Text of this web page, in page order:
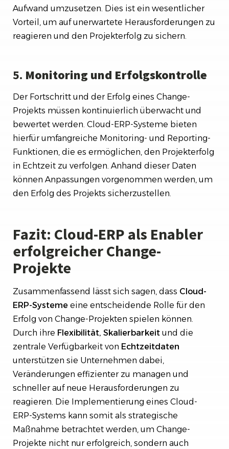
Aufwand umzusetzen. Dies ist ein wesentlicher
Vorteil, um auf unerwartete Herausforderungen zu
reagieren und den Projekterfolg zu sichern.
5. Monitoring und Erfolgskontrolle
Der Fortschritt und der Erfolg eines Change-
Projekts müssen kontinuierlich überwacht und
bewertet werden. Cloud-ERP-Systeme bieten
hierfür umfangreiche Monitoring- und Reporting-
Funktionen, die es ermöglichen, den Projekterfolg
in Echtzeit zu verfolgen. Anhand dieser Daten
können Anpassungen vorgenommen werden, um
den Erfolg des Projekts sicherzustellen.
Fazit: Cloud-ERP als Enabler
erfolgreicher Change-
Projekte
Zusammenfassend lässt sich sagen, dass Cloud-
ERP-Systeme eine entscheidende Rolle für den
Erfolg von Change-Projekten spielen können.
Durch ihre Flexibilität, Skalierbarkeit und die
zentrale Verfügbarkeit von Echtzeitdaten
unterstützen sie Unternehmen dabei,
Veränderungen effizienter zu managen und
schneller auf neue Herausforderungen zu
reagieren. Die Implementierung eines Cloud-
ERP-Systems kann somit als strategische
Maßnahme betrachtet werden, um Change-
Projekte nicht nur erfolgreich, sondern auch